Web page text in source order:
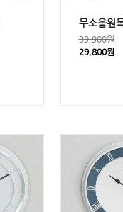
무소음원
39,900원
29,800원